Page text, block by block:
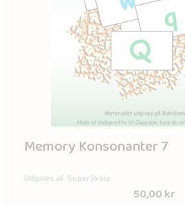
Memory Konsonanter 7
Udgives af: SuperSkole
50,00kr